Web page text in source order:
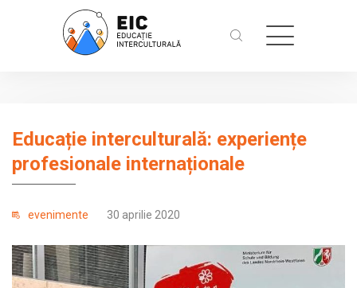
Educație interculturală: experiențe
profesionale internaționale
evenimente 30 aprilie 2020